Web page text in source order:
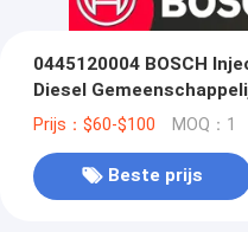
0445120004 BOSCH
Diesel
0986435524
Prijs：$60-$100 MOQ：1
Beste prijs